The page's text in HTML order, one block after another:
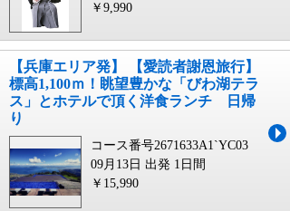
￥9,990
【兵庫エリア発】 【愛読者謝恩旅行】
標高1,100ｍ！眺望豊かな「びわ湖テラ
ス」とホテルで頂く洋食ランチ 日帰
り
コース番号2671633A1`YC03
09月13日 出発 1日間
￥15,990